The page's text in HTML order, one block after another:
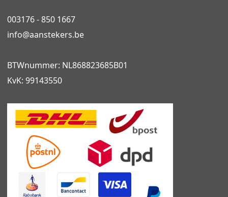
003176 - 850 1667
info@aanstekers.be
BTWnummer: NL868823685B01
KvK: 99143550